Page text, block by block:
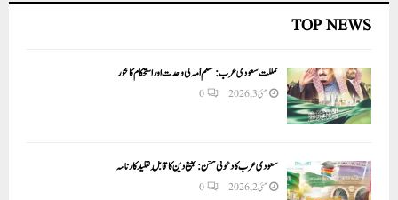
TOP NEWS
مملکت سعودی عرب: مسلم اُمہ کی وحدت اور استحکام کا محور
مئی 3, 2026 0
سعودی عرب کا دعوتی مشن: تبلیغ دین کا قابلِ تقلید کارنامہ
مئی 2, 2026 0